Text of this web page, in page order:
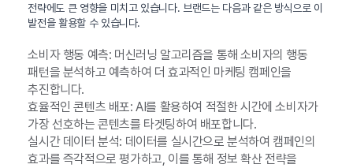
전략에도 큰 영향을 미치고 있습니다. 브랜드는 다음과 같은 방식으로 이
발전을 활용할 수 있습니다.
소비자 행동 예측: 머신러닝 알고리즘을 통해 소비자의 행동
패턴을 분석하고 예측하여 더 효과적인 마케팅 캠페인을
추진합니다.
효율적인 콘텐츠 배포: AI를 활용하여 적절한 시간에 소비자가
가장 선호하는 콘텐츠를 타겟팅하여 배포합니다.
실시간 데이터 분석: 데이터를 실시간으로 분석하여 캠페인의
효과를 즉각적으로 평가하고, 이를 통해 정보 확산 전략을